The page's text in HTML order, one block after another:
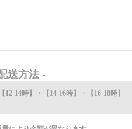
送方法 -
14時】・【14-16時】・【16-18時】